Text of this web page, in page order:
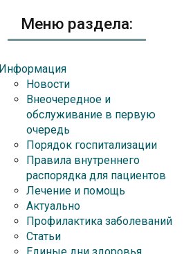
Меню раздела:
Информация
Новости
Внеочередное и
обслуживание в первую
очередь
Порядок госпитализации
Правила внутреннего
распорядка для пациентов
Лечение и помощь
Актуально
Профилактика заболеваний
Статьи